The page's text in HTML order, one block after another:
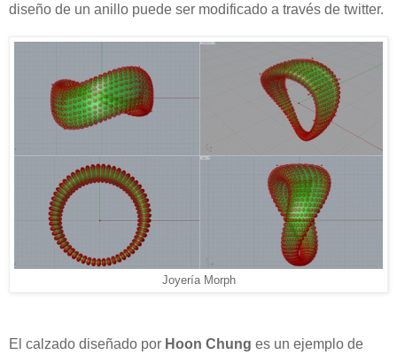
diseño de un anillo puede ser modificado a través de twitter.
Joyería Morph
El calzado diseñado por Hoon Chung es un ejemplo de